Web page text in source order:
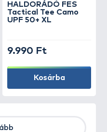
HALDORÁDÓ FES
Tactical Tee Camo
UPF 50+ XL
9.990 Ft
Kosárba